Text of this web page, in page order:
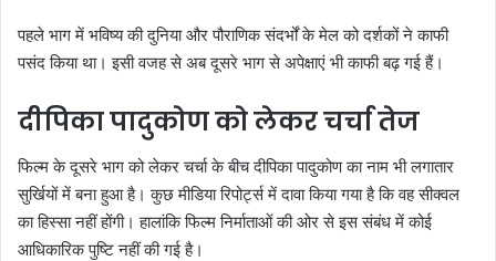
पहले भाग में भविष्य की दुनिया और पौराणिक संदर्भों के मेल को दर्शकों ने काफी
पसंद किया था। इसी वजह से अब दूसरे भाग से अपेक्षाएं भी काफी बढ़ गई हैं।
दीपिका पादुकोण को लेकर चर्चा तेज
फिल्म के दूसरे भाग को लेकर चर्चा के बीच दीपिका पादुकोण का नाम भी लगातार
सुर्खियों में बना हुआ है। कुछ मीडिया रिपोर्ट्स में दावा किया गया है कि वह सीक्वल
का हिस्सा नहीं होंगी। हालांकि फिल्म निर्माताओं की ओर से इस संबंध में कोई
आधिकारिक पुष्टि नहीं की गई है।